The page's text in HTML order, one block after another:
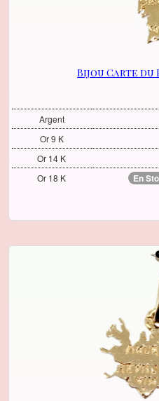
Bijou Carte
Argent
Or 9 K
Or 14 K
Or 18 K
En